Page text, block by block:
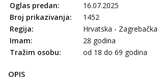
Oglas predan:
16.07.2025
Broj prikazivanja:
1452
Regija:
Hrvatska - Zagrebačka
Imam:
28 godina
Tražim osobu:
od 18 do 69 godina
OPIS